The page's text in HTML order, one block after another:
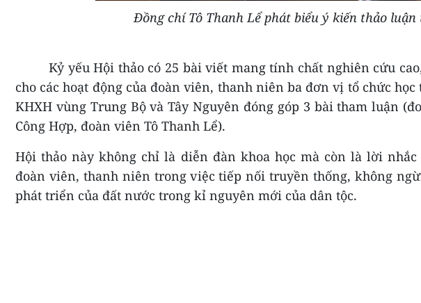
Đồng chí Tô Thanh Lể phát biểu ý kiến thảo
Kỷ yếu Hội thảo có 25 bài viết mang tính chất nghiên cứu
cho các hoạt động của đoàn viên, thanh niên ba đơn vị tổ chức
KHXH vùng Trung Bộ và Tây Nguyên đóng góp 3 bài tham luận
Công Hợp, đoàn viên Tô Thanh Lể).
Hội thảo này không chỉ là diễn đàn khoa học mà còn là lời
đoàn viên, thanh niên trong việc tiếp nối truyền thống, không
phát triển của đất nước trong kỉ nguyên mới của dân tộc.